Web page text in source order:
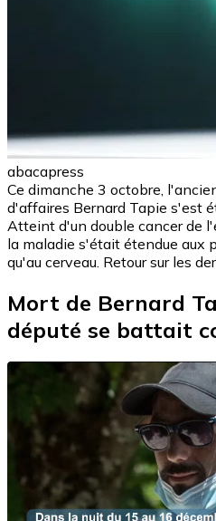
abacapress
Ce dimanche 3 octobre,
d'affaires Bernard Tapie s'est
Atteint d'un double cancer de
la maladie s'était étendue aux
qu'au cerveau. Retour sur les
Mort de Bernard
député se battait